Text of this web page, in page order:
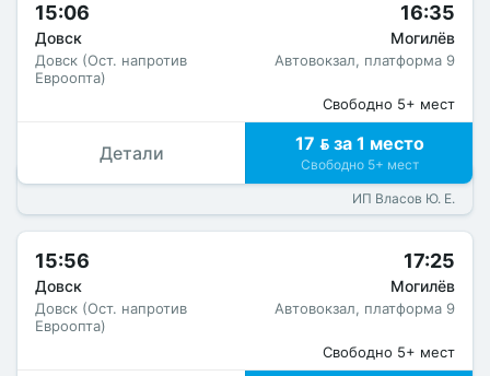
15:06
Довск
Довск (Ост. напротив
Евроопта)
16:35
Могилёв
Автовокзал, платформа 9
Свободно 5+ мест
Детали 17  за 1 место
Свободно 5+ мест
ИП Власов Ю. Е.
15:56
Довск
Довск (Ост. напротив
Евроопта)
17:25
Могилёв
Автовокзал, платформа 9
Свободно 5+ мест